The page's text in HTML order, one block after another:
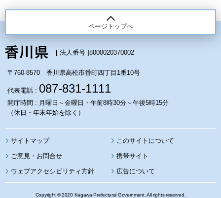
ページトップへ
[ 法人番号 ]8000020370002
〒760-8570 香川県高松市番町四丁目1番10号
代表電話 : 087-831-1111
開庁時間 : 月曜日～金曜日・午前8時30分～午後5時15分
（休日・年末年始を除く）
サイトマップ このサイトについて
携帯サイト
ウェブアクセシビリティ方針 広告について
Copyright © 2020 Kagawa Prefectural Government. All rights reserved.